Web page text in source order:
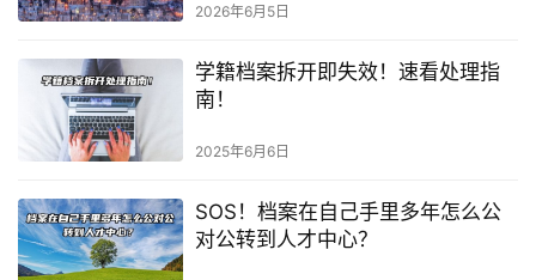
2026年6月5日
学籍档案拆开即失效！速看处理指
南！
2025年6月6日
SOS！档案在自己手里多年怎么公
对公转到人才中心？